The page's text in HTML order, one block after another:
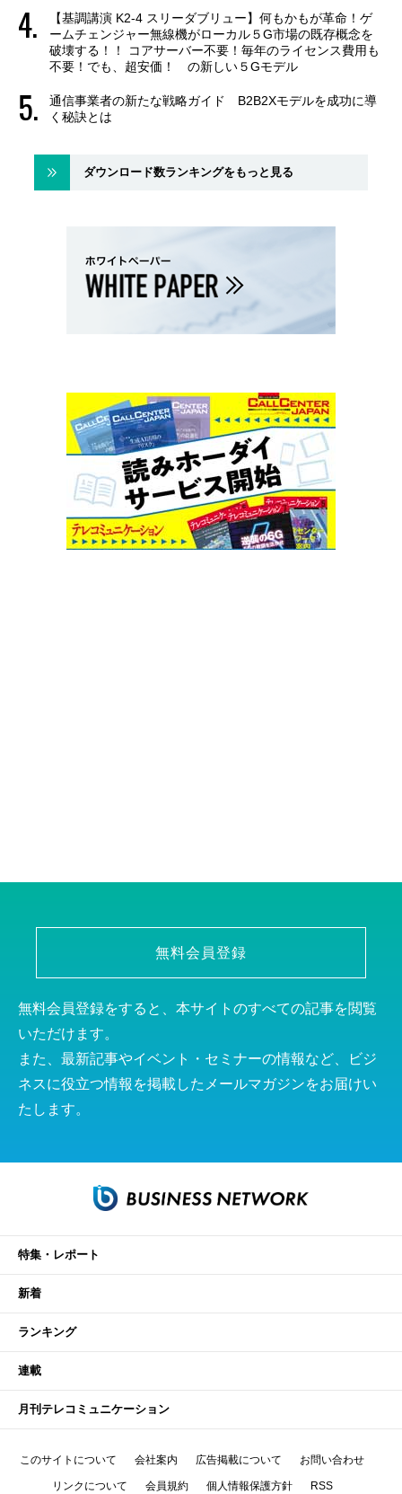
【基調講演 K2-4 スリーダブリュー】何もかもが革命！ゲ
ームチェンジャー無線機がローカル５G市場の既存概念を
破壊する！！ コアサーバー不要！毎年のライセンス費用も
不要！でも、超安価！ の新しい５Gモデル
通信事業者の新たな戦略ガイド B2B2Xモデルを成功に導
く秘訣とは
ダウンロード数ランキングをもっと見る
無料会員登録
無料会員登録をすると、本サイトのすべての記事を閲覧
いただけます。
また、最新記事やイベント・セミナーの情報など、ビジ
ネスに役立つ情報を掲載したメールマガジンをお届けい
たします。
特集・レポート
新着
ランキング
連載
月刊テレコミュニケーション
このサイトについて 会社案内 広告掲載について お問い合わせ
リンクについて 会員規約 個人情報保護方針 RSS